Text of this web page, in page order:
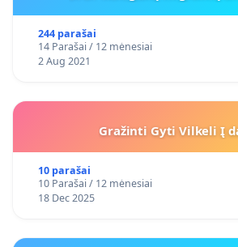
244 parašai
14 Parašai / 12 mėnesiai
2 Aug 2021
Gražinti Gyti Vilkeli Į
10 parašai
10 Parašai / 12 mėnesiai
18 Dec 2025